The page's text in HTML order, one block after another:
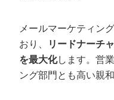
メールマーケティン
おり、
リードナーチ
を最大化します。営
ング部門とも高い親